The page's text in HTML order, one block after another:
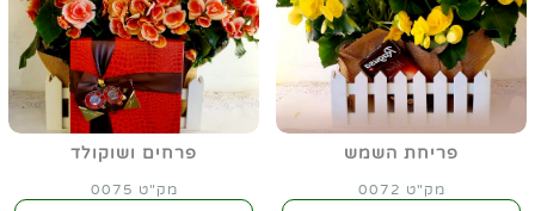
פריחת השמש
מק"ט 0072
פרחים ושוקולד
מק"ט 0075